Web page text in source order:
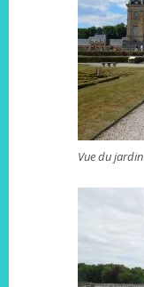
Vue du jardin